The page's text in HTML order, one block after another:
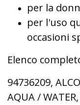
per la
per l'uso
occasioni
Elenco
94736209,
AQUA /